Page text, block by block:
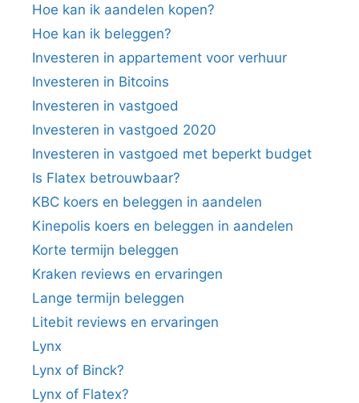
Hoe kan ik aandelen kopen?
Hoe kan ik beleggen?
Investeren in appartement voor verhuur
Investeren in Bitcoins
Investeren in vastgoed
Investeren in vastgoed 2020
Investeren in vastgoed met beperkt budget
Is Flatex betrouwbaar?
KBC koers en beleggen in aandelen
Kinepolis koers en beleggen in aandelen
Korte termijn beleggen
Kraken reviews en ervaringen
Lange termijn beleggen
Litebit reviews en ervaringen
Lynx
Lynx of Binck?
Lynx of Flatex?